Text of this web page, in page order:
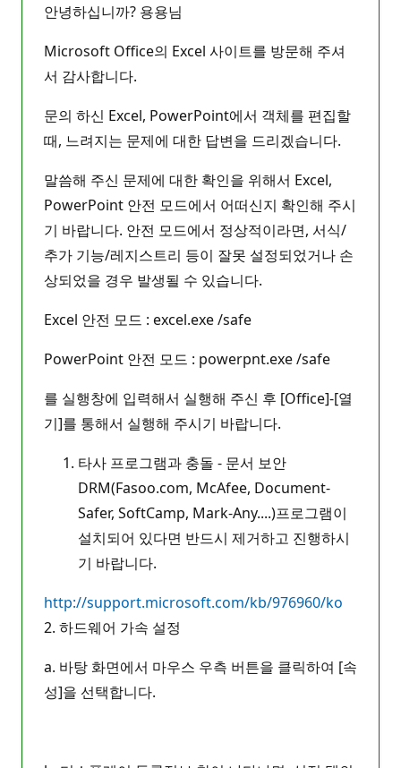
안녕하십니까? 용용님
Microsoft Office의 Excel 사이트를 방문해 주셔
서 감사합니다.
문의 하신 Excel, PowerPoint에서 객체를 편집할
때, 느려지는 문제에 대한 답변을 드리겠습니다.
말씀해 주신 문제에 대한 확인을 위해서 Excel,
PowerPoint 안전 모드에서 어떠신지 확인해 주시
기 바랍니다. 안전 모드에서 정상적이라면, 서식/
추가 기능/레지스트리 등이 잘못 설정되었거나 손
상되었을 경우 발생될 수 있습니다.
Excel 안전 모드 : excel.exe /safe
PowerPoint 안전 모드 : powerpnt.exe /safe
를 실행창에 입력해서 실행해 주신 후 [Office]-[열
기]를 통해서 실행해 주시기 바랍니다.
타사 프로그램과 충돌 - 문서 보안
DRM(Fasoo.com, McAfee, Document-
Safer, SoftCamp, Mark-Any....)프로그램이
설치되어 있다면 반드시 제거하고 진행하시
기 바랍니다.
http://support.microsoft.com/kb/976960/ko
2. 하드웨어 가속 설정
a. 바탕 화면에서 마우스 우측 버튼을 클릭하여 [속
성]을 선택합니다.